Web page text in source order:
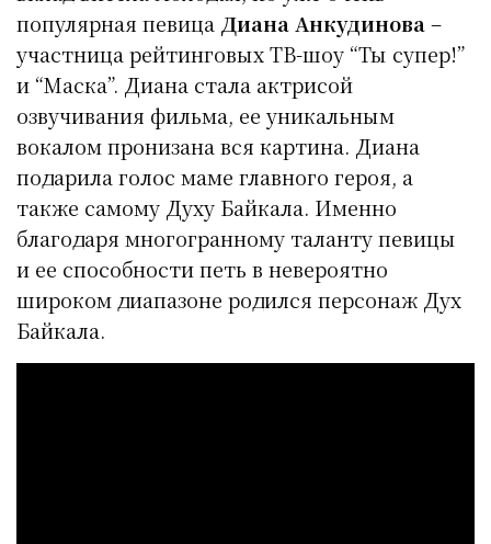
популярная певица Диана Анкудинова–
участница рейтинговых ТВ-шоу “Ты супер!”
и “Маска”. Диана стала актрисой
озвучивания фильма, ее уникальным
вокалом пронизана вся картина. Диана
подарила голос маме главного героя, а
также самому Духу Байкала. Именно
благодаря многогранному таланту певицы
и ее способности петь в невероятно
широком диапазоне родился персонаж Дух
Байкала.